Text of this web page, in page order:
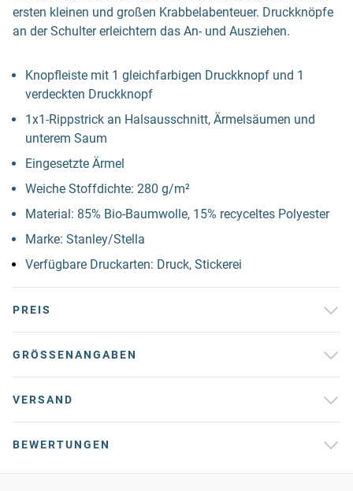
ersten kleinen und großen Krabbelabenteuer. Druckknöpfe
an der Schulter erleichtern das An- und Ausziehen.
Knopfleiste mit 1 gleichfarbigen Druckknopf und 1
verdeckten Druckknopf
1x1-Rippstrick an Halsausschnitt, Ärmelsäumen und
unterem Saum
Eingesetzte Ärmel
Weiche Stoffdichte: 280 g/m²
Material: 85% Bio-Baumwolle, 15% recyceltes Polyester
Marke: Stanley/Stella
Verfügbare Druckarten: Druck, Stickerei
PREIS
GRÖSSENANGABEN
VERSAND
BEWERTUNGEN